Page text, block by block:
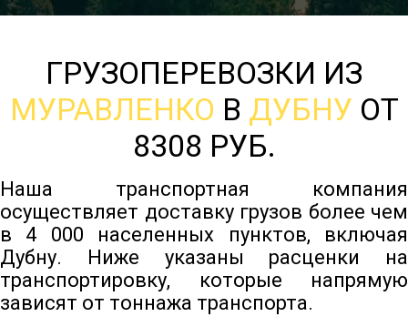
ГРУЗОПЕРЕВОЗКИ ИЗ
МУРАВЛЕНКО В ДУБНУ ОТ
8308 РУБ.
Наша транспортная компания
осуществляет доставку грузов более чем
в 4 000 населенных пунктов, включая
Дубну. Ниже указаны расценки на
транспортировку, которые напрямую
зависят от тоннажа транспорта.